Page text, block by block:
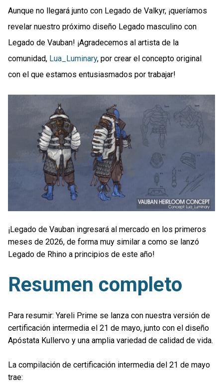
Aunque no llegará junto con Legado de Valkyr, ¡queríamos
revelar nuestro próximo diseño Legado masculino con
Legado de Vauban! ¡Agradecemos al artista de la
comunidad, Lua_Luminary, por crear el concepto original
con el que estamos entusiasmados por trabajar!
¡Legado de Vauban ingresará al mercado en los primeros
meses de 2026, de forma muy similar a como se lanzó
Legado de Rhino a principios de este año!
Resumen completo
Para resumir: Yareli Prime se lanza con nuestra versión de
certificación intermedia el 21 de mayo, junto con el diseño
Apóstata Kullervo y una amplia variedad de calidad de vida.
La compilación de certificación intermedia del 21 de mayo
trae: